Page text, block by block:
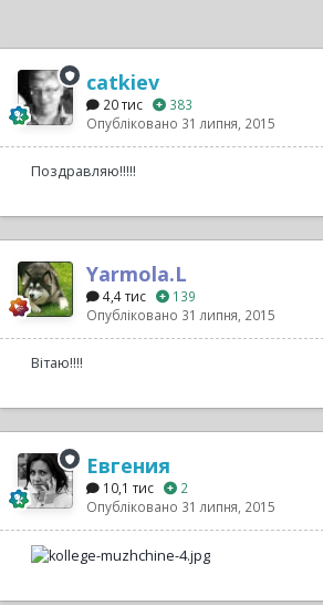
catkiev
20 тис
383
Опубліковано 31 липня, 2015
Поздравляю!!!!!
Yarmola.L
4,4 тис
139
Опубліковано 31 липня, 2015
Вітаю!!!!
Евгения
10,1 тис
2
Опубліковано 31 липня, 2015